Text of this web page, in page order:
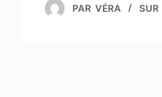
PAR VÉRA SUR